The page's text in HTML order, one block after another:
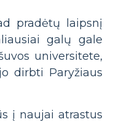
pradėtų laipsnį
galų gale
universitete,
dirbti Paryžiaus
į naujai atrastus